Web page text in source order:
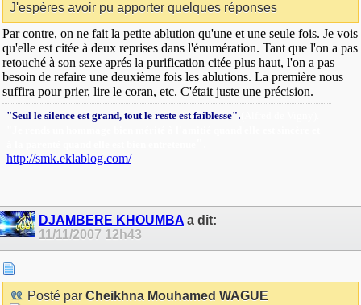
J'espères avoir pu apporter quelques réponses
Par contre, on ne fait la petite ablution qu'une et une seule fois. Je vois
qu'elle est citée à deux reprises dans l'énumération. Tant que l'on a pas
retouché à son sexe aprés la purification citée plus haut, l'on a pas
besoin de refaire une deuxième fois les ablutions. La première nous
suffira pour prier, lire le coran, etc. C'était juste une précision.
"Seul le silence est grand, tout le reste est faiblesse".
http://smk.eklablog.com/
DJAMBERE KHOUMBA a dit:
11/11/2007 12h43
Posté par Cheikhna Mouhamed WAGUE